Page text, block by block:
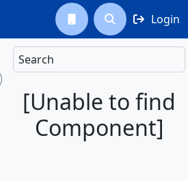
  Login
Search
[Unable to find
Component]